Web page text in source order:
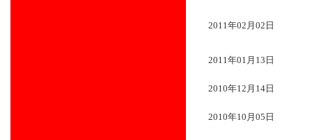
2011年02月02日
2011年01月13日
2010年12月14日
2010年10月05日